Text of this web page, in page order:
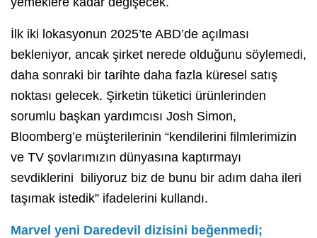
İlk iki lokasyonun 2025’te ABD’de açılması
bekleniyor, ancak şirket nerede olduğunu söylemedi,
daha sonraki bir tarihte daha fazla küresel satış
noktası gelecek. Şirketin tüketici ürünlerinden
sorumlu başkan yardımcısı Josh Simon,
Bloomberg’e müşterilerinin “kendilerini filmlerimizin
ve TV şovlarımızın dünyasına kaptırmayı
sevdiklerini biliyoruz biz de bunu bir adım daha ileri
taşımak istedik” ifadelerini kullandı.
Marvel yeni Daredevil dizisini beğenmedi;